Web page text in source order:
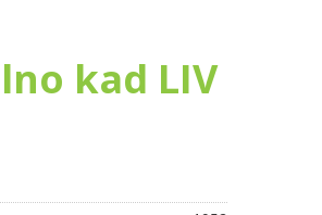
kad LIV